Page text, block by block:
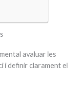
avaluar les
i definir clarament el